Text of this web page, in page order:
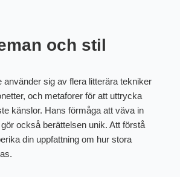
och stil
använder sig av flera litterära tekniker
och metaforer för att uttrycka
känslor. Hans förmåga att väva in
också berättelsen unik. Att förstå
din uppfattning om hur stora